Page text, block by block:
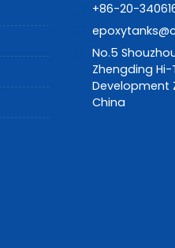
+86-20-
No.5
Zhengding
Development
China